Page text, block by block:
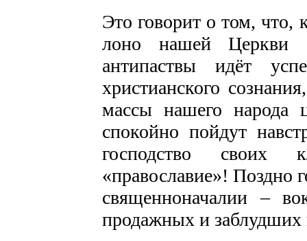
Это говорит о том, что,
лоно нашей Церкви
антипаствы идёт
христианского
массы нашего народа
спокойно пойдут
господство своих
«православие»! Поздно
священноначалии –
продажных и